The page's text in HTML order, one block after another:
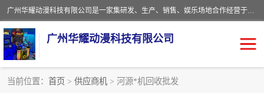
广州华耀动漫科技有限公司是一家集研发、生产、销售、娱乐场地合作经营于一体的动漫游戏公司。本公司拥有一支年轻化集研发生产到售后服务的队伍，及时地为客户提供、赚钱的产品。本公司以雄厚的实力、合理的价格、优良的服务与多家企业建立了长期的合作关系。热诚欢迎各界前来参观、考察、洽谈业务。目前公司经营的产品有：各种捕渔游戏机系列，大型模拟机系列、轮盘机系列、连线机系列、框体机系列、玛莉机系列等。
广州华耀动漫科技有限公司
当前位置： 首页 > 供应商机 > 河源*机回收批发